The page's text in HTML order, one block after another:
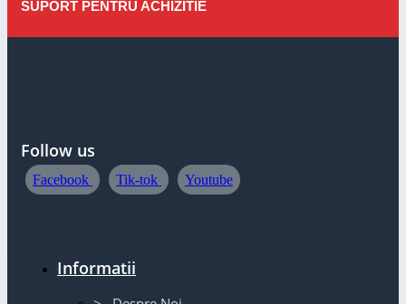
SUPORT PENTRU ACHIZITIE
Follow us
Facebook Tik-tok Youtube
Informatii